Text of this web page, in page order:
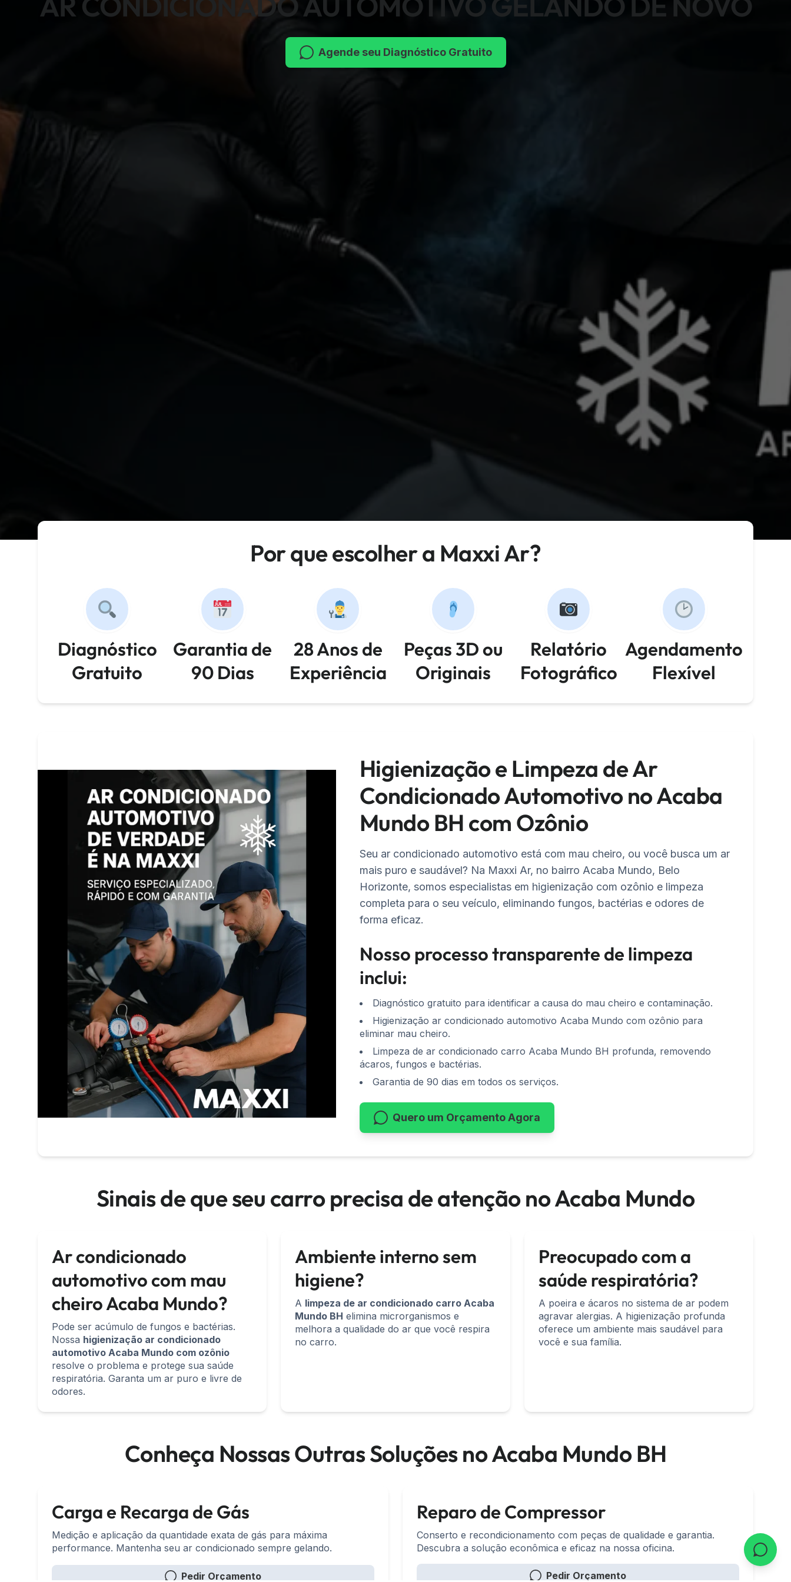
Agende seu Diagnóstico Gratuito
Por que escolher a Maxxi Ar?
Diagnóstico
Gratuito
Garantia de
90 Dias
28 Anos de
Experiência
Peças 3D ou
Originais
Relatório
Fotográfico
Agendamento
Flexível
Higienização e Limpeza de Ar
Condicionado Automotivo no Acaba
Mundo BH com Ozônio
Seu ar condicionado automotivo está com mau cheiro, ou você busca um ar
mais puro e saudável? Na Maxxi Ar, no bairro Acaba Mundo, Belo
Horizonte, somos especialistas em higienização com ozônio e limpeza
completa para o seu veículo, eliminando fungos, bactérias e odores de
forma eficaz.
Nosso processo transparente de limpeza
inclui:
Diagnóstico gratuito para identificar a causa do mau cheiro e contaminação.
Higienização ar condicionado automotivo Acaba Mundo com ozônio para
eliminar mau cheiro.
Limpeza de ar condicionado carro Acaba Mundo BH profunda, removendo
ácaros, fungos e bactérias.
Garantia de 90 dias em todos os serviços.
Quero um Orçamento Agora
Sinais de que seu carro precisa de atenção no Acaba Mundo
Ar condicionado
automotivo com mau
cheiro Acaba Mundo?
Pode ser acúmulo de fungos e bactérias.
Nossa higienização ar condicionado
automotivo Acaba Mundo com ozônio
resolve o problema e protege sua saúde
respiratória. Garanta um ar puro e livre de
odores.
Ambiente interno sem
higiene?
A limpeza de ar condicionado carro Acaba
Mundo BH elimina microrganismos e
melhora a qualidade do ar que você respira
no carro.
Preocupado com a
saúde respiratória?
A poeira e ácaros no sistema de ar podem
agravar alergias. A higienização profunda
oferece um ambiente mais saudável para
você e sua família.
Conheça Nossas Outras Soluções no Acaba Mundo BH
Carga e Recarga de Gás
Medição e aplicação da quantidade exata de gás para máxima
performance. Mantenha seu ar condicionado sempre gelando.
Pedir Orçamento
Reparo de Compressor
Conserto e recondicionamento com peças de qualidade e garantia.
Descubra a solução econômica e eficaz na nossa oficina.
Pedir Orçamento